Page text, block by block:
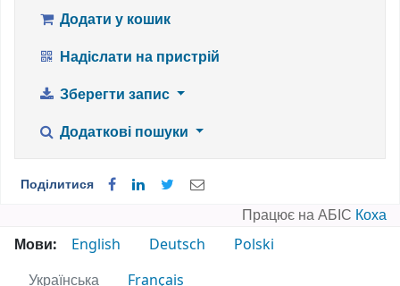
Додати у кошик
Надіслати на пристрій
Зберегти запис
Додаткові пошуки
Поділитися
Працює на АБІС Коха
Мови:
English Deutsch
Polski
Українська
Français